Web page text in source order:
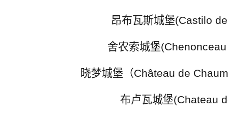
昂布瓦斯城堡(Castilo
舍农索城堡
晓梦城堡（Château de
布卢瓦城堡(Chateau